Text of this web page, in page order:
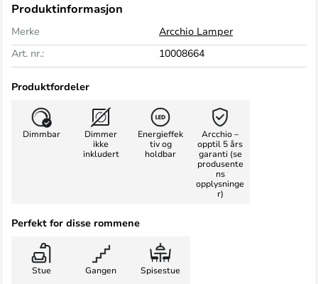
Produktinformasjon
Merke
Arcchio Lamper
Art. nr.:
10008664
Produktfordeler
Dimmbar
Dimmer
ikke
inkludert
Energieffek
tiv og
holdbar
Arcchio –
opptil 5 års
garanti (se
produsente
ns
opplysninge
r)
Perfekt for disse rommene
Stue Gangen Spisestue